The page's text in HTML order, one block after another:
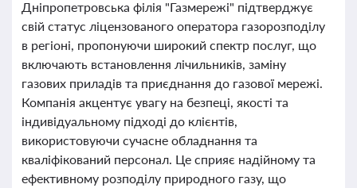
Дніпропетровська філія "Газмережі" підтверджує
свій статус ліцензованого оператора газорозподілу
в регіоні, пропонуючи широкий спектр послуг, що
включають встановлення лічильників, заміну
газових приладів та приєднання до газової мережі.
Компанія акцентує увагу на безпеці, якості та
індивідуальному підході до клієнтів,
використовуючи сучасне обладнання та
кваліфікований персонал. Це сприяє надійному та
ефективному розподілу природного газу, що